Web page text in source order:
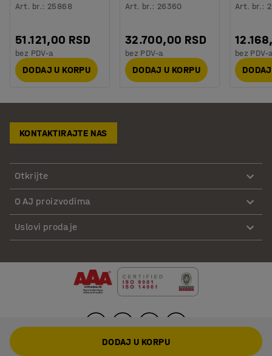
Art. br.: 25868
51.121,00 RSD
bez PDV-a
DODAJ U KORPU
Art. br.: 26360
32.700,00 RSD
bez PDV-a
DODAJ U KORPU
Art. br.:
bez PDV-
KONTAKTIRAJTE NAS
Otkrijte
O AJ proizvodima
Uslovi prodaje
DODAJ U KORPU